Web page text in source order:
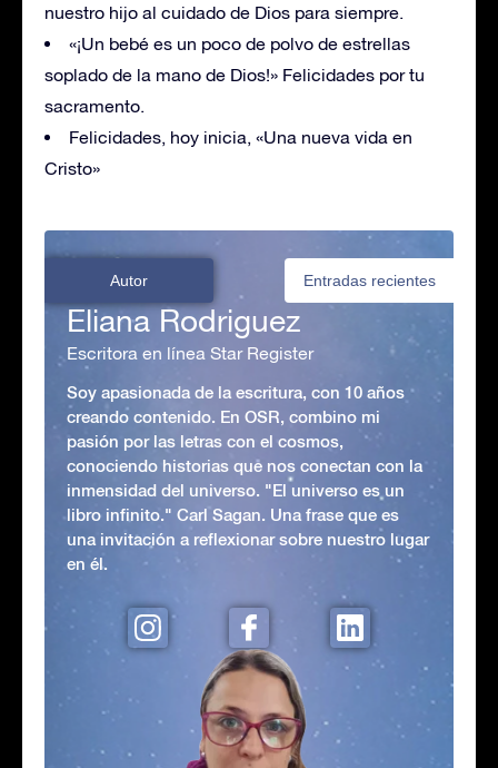
nuestro hijo al cuidado de Dios para siempre.
«¡Un bebé es un poco de polvo de estrellas
soplado de la mano de Dios!» Felicidades por tu
sacramento.
Felicidades, hoy inicia, «Una nueva vida en
Cristo»
Autor Entradas recientes
Eliana Rodriguez
Escritora en línea Star Register
Soy apasionada de la escritura, con 10 años
creando contenido. En OSR, combino mi
pasión por las letras con el cosmos,
conociendo historias que nos conectan con la
inmensidad del universo. "El universo es un
libro infinito." Carl Sagan. Una frase que es
una invitación a reflexionar sobre nuestro lugar
en él.